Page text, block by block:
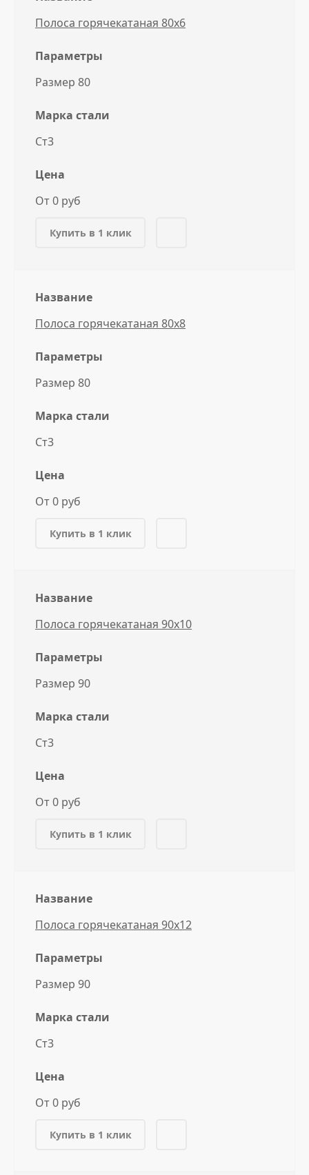
Полоса горячекатаная 80x6
Параметры
Размер 80
Марка стали
Ст3
Цена
От 0 руб
Купить в 1 клик
Название
Полоса горячекатаная 80x8
Параметры
Размер 80
Марка стали
Ст3
Цена
От 0 руб
Купить в 1 клик
Название
Полоса горячекатаная 90x10
Параметры
Размер 90
Марка стали
Ст3
Цена
От 0 руб
Купить в 1 клик
Название
Полоса горячекатаная 90x12
Параметры
Размер 90
Марка стали
Ст3
Цена
От 0 руб
Купить в 1 клик